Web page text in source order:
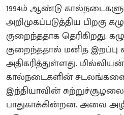
1994ம் ஆண்டு
அறிமுகப்படுத்திய பிறகு
குறைந்ததாக தெரிகிறது.
குறைந்ததால் மனித இறப்பு
அதிகரித்துள்ளது.
கால்நடைகளின்
இந்தியாவின்
பாதுகாக்கின்றன. அவை